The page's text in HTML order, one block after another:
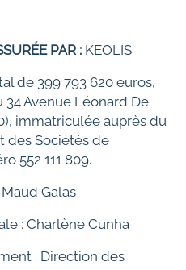
PAR : KEOLIS
de 399 793 620 euros,
Avenue Léonard De
immatriculée auprès du
des Sociétés de
552 111 809.
Galas
: Charlène Cunha
: Direction des